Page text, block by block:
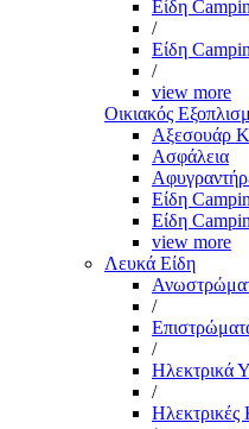
Είδη
/
Είδη
/
view more
Οικιακός
Αξεσουάρ
Ασφάλεια
Είδη
Είδη
view more
Λευκά Είδη
/
/
Ηλεκτρικά
/
Ηλεκτρικές